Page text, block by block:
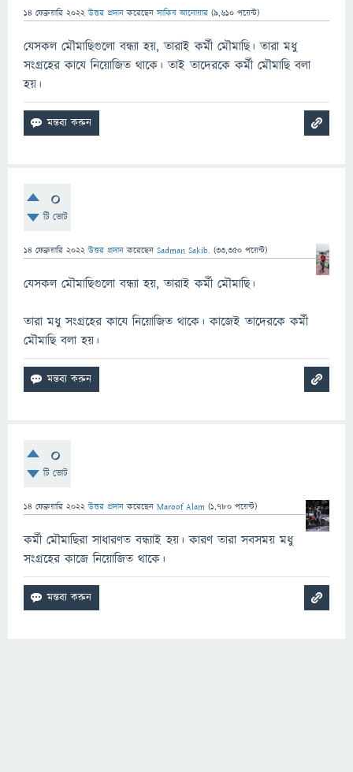
14 ফেব্রুয়ারি 2022 উত্তর প্রদান করেছেনসাকিব আনোয়ার (9,610 পয়েন্ট)
যেসকল মৌমাছিগুলো বন্ধ্যা হয়, তারাই কর্মী মৌমাছি। তারা মধু
সংগ্রহের কাযে নিয়োজিত থাকে। তাই তাদেরকে কর্মী মৌমাছি বলা
হয়।
0
টি ভোট
14 ফেব্রুয়ারি 2022 উত্তর প্রদান করেছেন Sadman Sakib. (33,350 পয়েন্ট)
যেসকল মৌমাছিগুলো বন্ধ্যা হয়, তারাই কর্মী মৌমাছি।
তারা মধু সংগ্রহের কাযে নিয়োজিত থাকে। কাজেই তাদেরকে কর্মী
মৌমাছি বলা হয়।
0
টি ভোট
14 ফেব্রুয়ারি 2022 উত্তর প্রদান করেছেন Maroof Alam (1,780 পয়েন্ট)
কর্মী মৌমাছিরা সাধারণত বন্ধ্যাই হয়। কারণ তারা সবসময় মধু
সংগ্রহের কাজে নিয়োজিত থাকে।